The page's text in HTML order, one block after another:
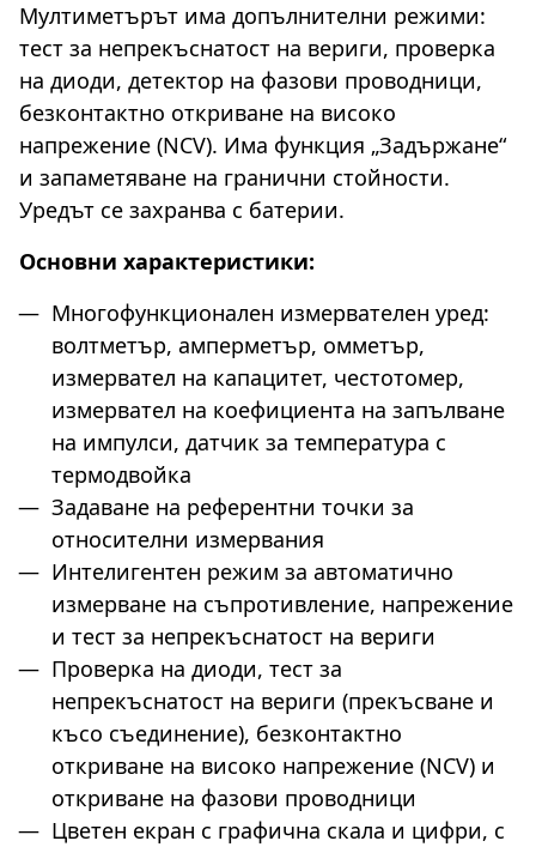
Мултиметърът има допълнителни режими:
тест за непрекъснатост на вериги, проверка
на диоди, детектор на фазови проводници,
безконтактно откриване на високо
напрежение (NCV). Има функция „Задържане“
и запаметяване на гранични стойности.
Уредът се захранва с батерии.
Основни характеристики:
Многофункционален измервателен уред:
волтметър, амперметър, омметър,
измервател на капацитет, честотомер,
измервател на коефициента на запълване
на импулси, датчик за температура с
термодвойка
Задаване на референтни точки за
относителни измервания
Интелигентен режим за автоматично
измерване на съпротивление, напрежение
и тест за непрекъснатост на вериги
Проверка на диоди, тест за
непрекъснатост на вериги (прекъсване и
късо съединение), безконтактно
откриване на високо напрежение (NCV) и
откриване на фазови проводници
Цветен екран с графична скала и цифри, с